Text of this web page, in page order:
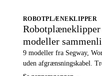
ROBOTPLÆNEKLIPPER
Robotplæneklipper
modeller
9 modeller fra Segway,
uden afgrænsningskabel.